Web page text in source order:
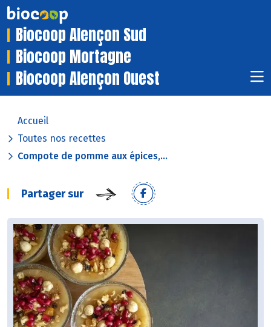
Biocoop Alençon Sud
Biocoop Mortagne
Biocoop Alençon Ouest
Accueil
Toutes nos recettes
Compote de pomme aux épices,...
Partager sur